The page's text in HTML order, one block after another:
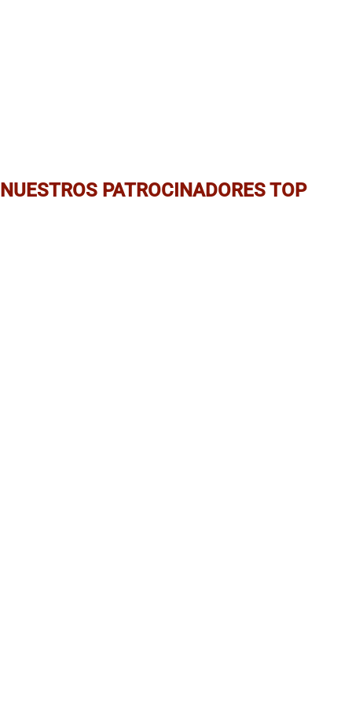
NUESTROS PATROCINADORES TOP